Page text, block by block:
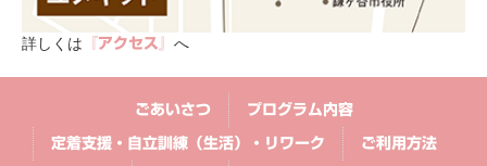
詳しくは 『アクセス』 へ
ごあいさつ プログラム内容
定着支援・自立訓練（生活）・リワーク ご利用方法